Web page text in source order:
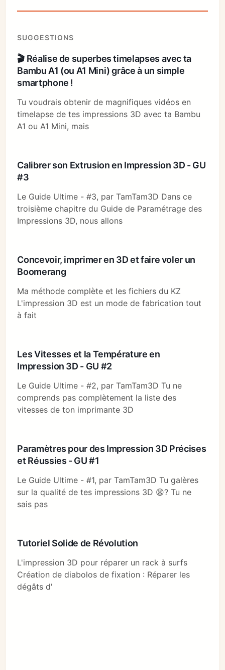
SUGGESTIONS
🎬 Réalise de superbes timelapses avec ta
Bambu A1 (ou A1 Mini) grâce à un simple
smartphone !
Tu voudrais obtenir de magnifiques vidéos en
timelapse de tes impressions 3D avec ta Bambu
A1 ou A1 Mini, mais
Calibrer son Extrusion en Impression 3D - GU
#3
Le Guide Ultime - #3, par TamTam3D Dans ce
troisième chapitre du Guide de Paramétrage des
Impressions 3D, nous allons
Concevoir, imprimer en 3D et faire voler un
Boomerang
Ma méthode complète et les fichiers du KZ
L'impression 3D est un mode de fabrication tout
à fait
Les Vitesses et la Température en
Impression 3D - GU #2
Le Guide Ultime - #2, par TamTam3D Tu ne
comprends pas complètement la liste des
vitesses de ton imprimante 3D
Paramètres pour des Impression 3D Précises
et Réussies - GU #1
Le Guide Ultime - #1, par TamTam3D Tu galères
sur la qualité de tes impressions 3D 😫? Tu ne
sais pas
Tutoriel Solide de Révolution
L'impression 3D pour réparer un rack à surfs
Création de diabolos de fixation : Réparer les
dégâts d'